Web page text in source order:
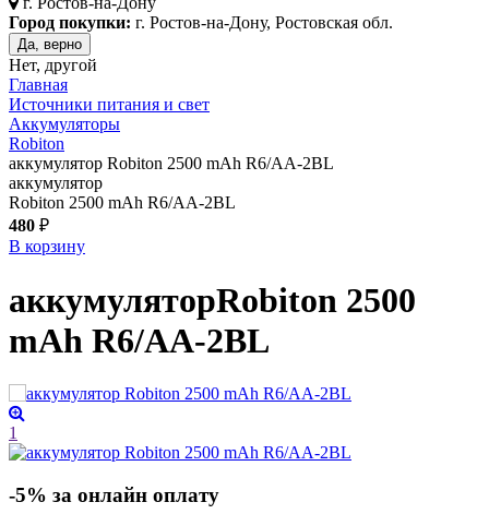
Город покупки: г. Ростов-на-Дону, Ростовская обл.
Да, верно
Нет, другой
Главная
Источники питания и свет
Аккумуляторы
Robiton
аккумулятор Robiton 2500 mAh R6/AA-2BL
аккумулятор
Robiton 2500 mAh R6/AA-2BL
480 ₽
В корзину
аккумуляторRobiton 2500
mAh R6/AA-2BL
1
-5% за онлайн оплату